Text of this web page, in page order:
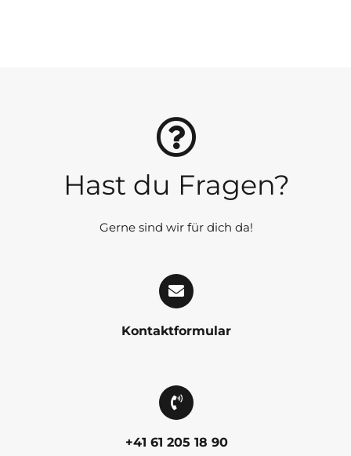
Hast du Fragen?
Gerne sind wir für dich da!
Kontaktformular
+41 61 205 18 90